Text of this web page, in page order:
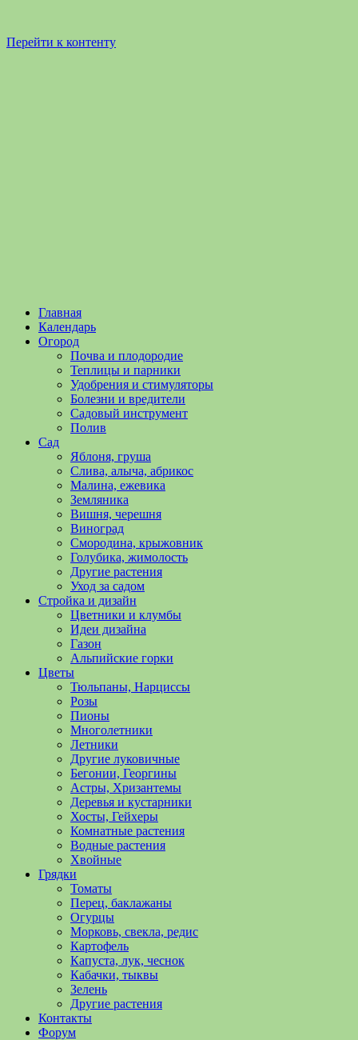
Перейти к контенту
Садоводство
Огородничество
Садоводство
огородничество
полезные
уходу
овощами,
растениями
Поможем
обустройстве
выращивании
Главная
Календарь
Огород
Почва и плодородие
Теплицы и парники
Удобрения и стимуляторы
Болезни и вредители
Садовый инструмент
Полив
Сад
Яблоня, груша
Слива, алыча, абрикос
Малина, ежевика
Земляника
Вишня, черешня
Виноград
Смородина, крыжовник
Голубика, жимолость
Другие растения
Уход за садом
Стройка и дизайн
Цветники и клумбы
Идеи дизайна
Газон
Альпийские горки
Цветы
Тюльпаны, Нарциссы
Розы
Пионы
Многолетники
Летники
Другие луковичные
Бегонии, Георгины
Астры, Хризантемы
Деревья и кустарники
Хосты, Гейхеры
Комнатные растения
Водные растения
Хвойные
Грядки
Томаты
Перец, баклажаны
Огурцы
Морковь, свекла, редис
Картофель
Капуста, лук, чеснок
Кабачки, тыквы
Зелень
Другие растения
Контакты
Форум